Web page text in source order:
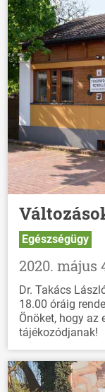
Egészségügy
2020. május
Dr. Takács
18.00 óráig
Önöket, hogy az
tájékozódjanak!